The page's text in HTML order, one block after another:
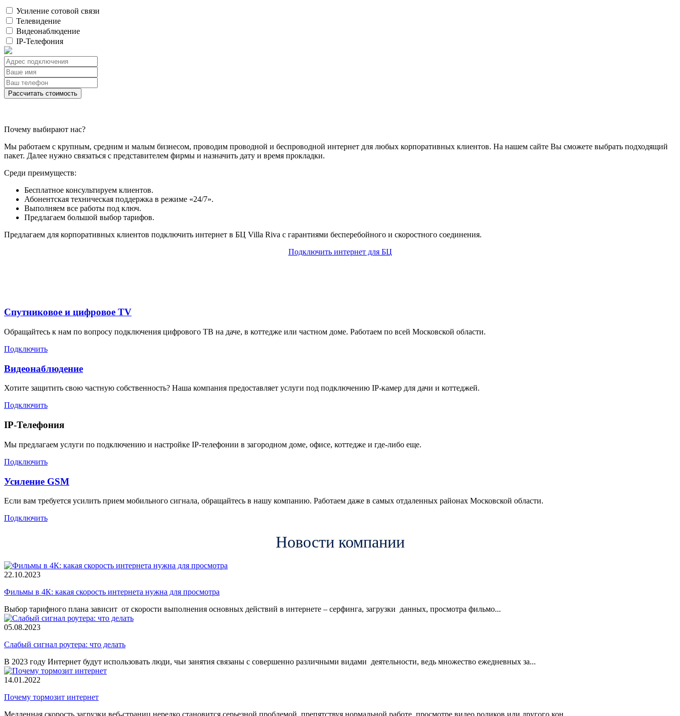
Усиление сотовой связи
Телевидение
Видеонаблюдение
IP-Телефония
Рассчитать стоимость
Почему выбирают нас?
Мы работаем с крупным, средним и малым бизнесом, проводим проводной и беспроводной интернет для любых корпоративных клиентов. На нашем сайте Вы сможете выбрать подходящий
пакет. Далее нужно связаться с представителем фирмы и назначить дату и время прокладки.
Среди преимуществ:
Бесплатное консультируем клиентов.
Абонентская техническая поддержка в режиме «24/7».
Выполняем все работы под ключ.
Предлагаем большой выбор тарифов.
Предлагаем для корпоративных клиентов подключить интернет в БЦ Villa Riva с гарантиями бесперебойного и скоростного соединения.
Подключить интернет для БЦ
Спутниковое и цифровое TV
Обращайтесь к нам по вопросу подключения цифрового ТВ на даче, в коттедже или частном доме. Работаем по всей Московской области.
Подключить
Видеонаблюдение
Хотите защитить свою частную собственность? Наша компания предоставляет услуги под подключению IP-камер для дачи и коттеджей.
Подключить
IP-Телефония
Мы предлагаем услуги по подключению и настройке IP-телефонии в загородном доме, офисе, коттедже и где-либо еще.
Подключить
Усиление GSM
Если вам требуется усилить прием мобильного сигнала, обращайтесь в нашу компанию. Работаем даже в самых отдаленных районах Московской области.
Подключить
Новости компании
22.10.2023
Фильмы в 4К: какая скорость интернета нужна для просмотра
Выбор тарифного плана зависит от скорости выполнения основных действий в интернете – серфинга, загрузки данных, просмотра фильмо...
05.08.2023
Слабый сигнал роутера: что делать
В 2023 году Интернет будут использовать люди, чьи занятия связаны с совершенно различными видами деятельности, ведь множество ежедневных за...
14.01.2022
Почему тормозит интернет